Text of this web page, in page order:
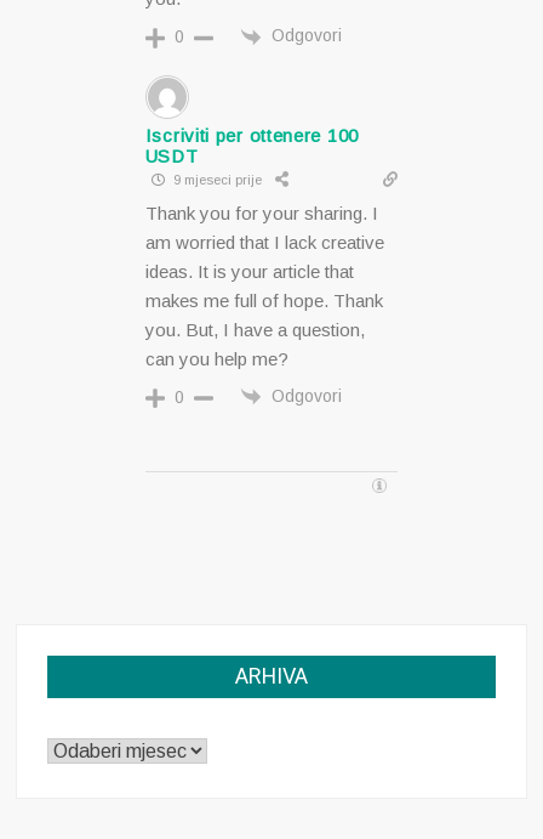
0 Odgovori
Iscriviti per ottenere 100
USDT
9 mjeseci prije
Thank you for your sharing. I
am worried that I lack creative
ideas. It is your article that
makes me full of hope. Thank
you. But, I have a question,
can you help me?
0 Odgovori
ARHIVA
ARHIVA